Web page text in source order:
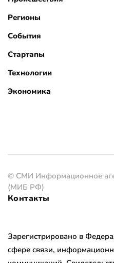
Регионы
События
Стартапы
Технологии
Экономика
© СМИ Информационное
(МИБ РФ)
Контакты
Зарегистрировано в
сфере связи,